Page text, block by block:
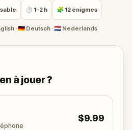
et des allées cachées, tu
suivras des indices et
du passé brassicole
à partager entre amis ou en
tant que maître brasseur ou
dans l'écume ? Enfile tes
⏱ 1–2 h 🧩 12 énigmes
· 🇩🇪 Deutsch · 🇳🇱 Nederlands
à jouer ?
$9.99